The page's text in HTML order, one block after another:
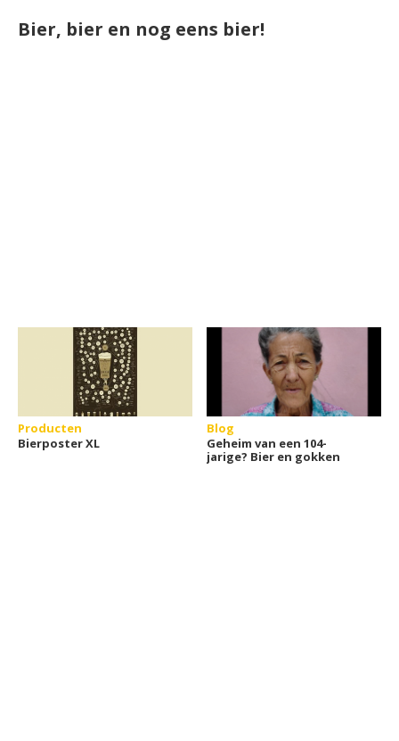
Bier, bier en nog eens bier!
Producten
Bierposter XL
Blog
Geheim van een 104-
jarige? Bier en gokken